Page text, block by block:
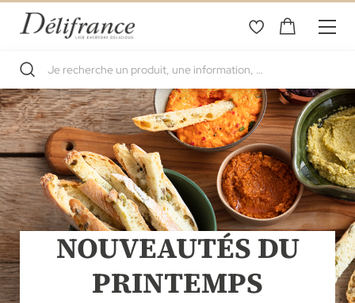
NOUVEAUTÉS DU
PRINTEMPS